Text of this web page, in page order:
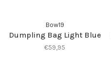
Bow19
Dumpling Bag Light Blue
€59,95